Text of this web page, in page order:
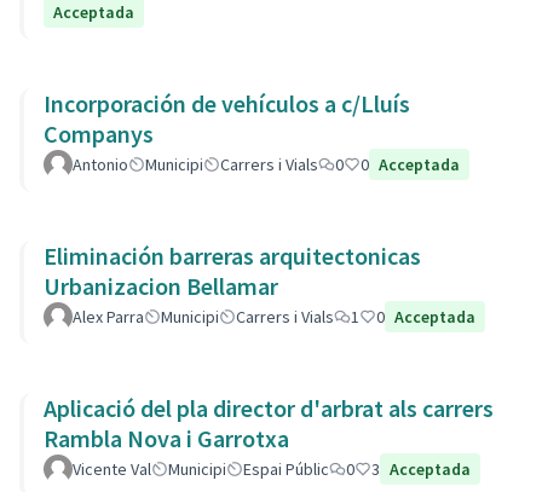
Acceptada
Incorporación de vehículos a c/Lluís
Companys
Antonio Municipi Carrers i Vials 0 0 Acceptada
Eliminación barreras arquitectonicas
Urbanizacion Bellamar
Alex Parra Municipi Carrers i Vials 1 0 Acceptada
Aplicació del pla director d'arbrat als carrers
Rambla Nova i Garrotxa
Vicente Val Municipi Espai Públic 0 3 Acceptada